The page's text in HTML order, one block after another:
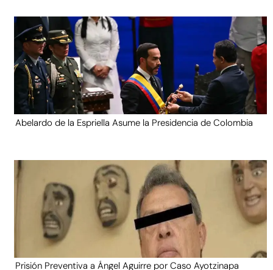
Abelardo de la Espriella Asume la Presidencia de Colombia
Prisión Preventiva a Ángel Aguirre por Caso Ayotzinapa